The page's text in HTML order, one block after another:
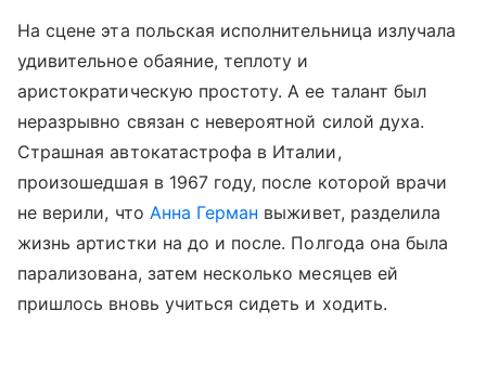
На сцене эта польская исполнительница излучала
удивительное обаяние, теплоту и
аристократическую простоту. А ее талант был
неразрывно связан с невероятной силой духа.
Страшная автокатастрофа в Италии,
произошедшая в 1967 году, после которой врачи
не верили, что Анна Герман выживет, разделила
жизнь артистки на до и после. Полгода она была
парализована, затем несколько месяцев ей
пришлось вновь учиться сидеть и ходить.